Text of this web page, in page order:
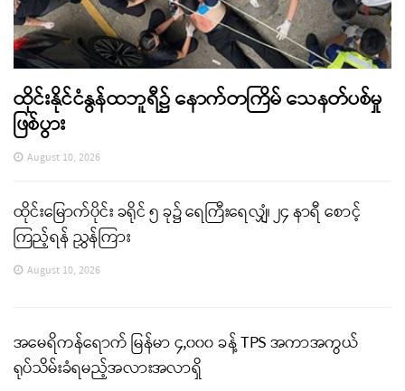
ထိုင်းနိုင်ငံနွန်ထဘူရီ၌ နောက်တကြိမ် သေနတ်ပစ်မှု
ဖြစ်ပွား
August 10, 2026
ထိုင်းမြောက်ပိုင်း ခရိုင် ၅ ခု၌ ရေကြီးရေလျှံ၊ ၂၄ နာရီ စောင့်
ကြည့်ရန် ညွှန်ကြား
August 10, 2026
အမေရိကန်ရောက် မြန်မာ ၄,၀၀၀ ခန့် TPS အကာအကွယ်
ရုပ်သိမ်းခံရမည့်အလားအလာရှိ